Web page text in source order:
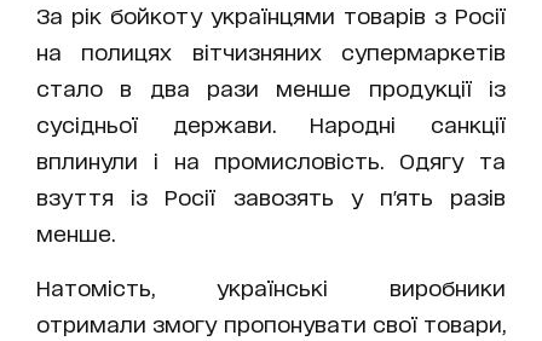
За рік бойкоту українцями товарів з Росії
на полицях вітчизняних супермаркетів
стало в два рази менше продукції із
сусідньої держави. Народні санкції
вплинули і на промисловість. Одягу та
взуття із Росії завозять у п'ять разів
менше.
Натомість, українські виробники
отримали змогу пропонувати свої товари,